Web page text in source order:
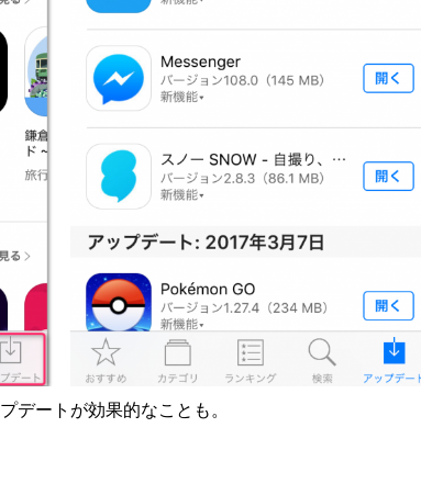
デートが効果的なことも。